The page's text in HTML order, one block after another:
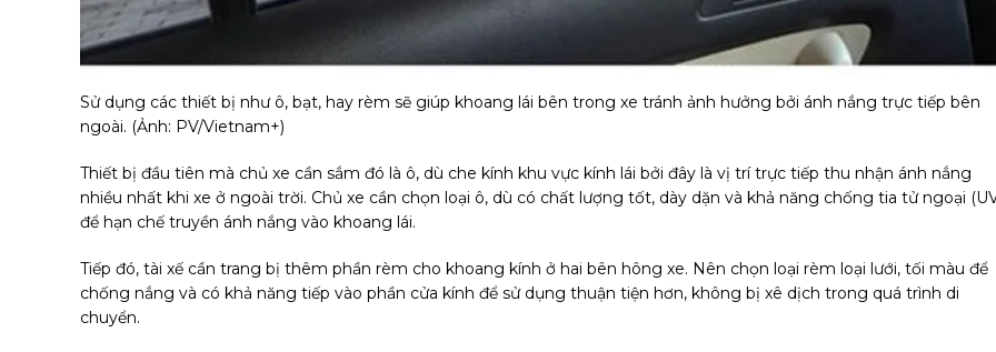
Sử dụng các thiết bị như ô, bạt, hay rèm sẽ giúp khoang lái bên trong xe tránh ảnh hưởng bởi ánh nắng trực tiếp bên
ngoài. (Ảnh: PV/Vietnam+)
Thiết bị đầu tiên mà chủ xe cần sắm đó là ô, dù che kính khu vực kính lái bởi đây là vị trí trực tiếp thu nhận ánh nắng
nhiều nhất khi xe ở ngoài trời. Chủ xe cần chọn loại ô, dù có chất lượng tốt, dày dặn và khả năng chống tia tử ngoại
để hạn chế truyền ánh nắng vào khoang lái.
Tiếp đó, tài xế cần trang bị thêm phần rèm cho khoang kính ở hai bên hông xe. Nên chọn loại rèm loại lưới, tối màu để
chống nắng và có khả năng tiếp vào phần cửa kính để sử dụng thuận tiện hơn, không bị xê dịch trong quá trình di
chuyển.